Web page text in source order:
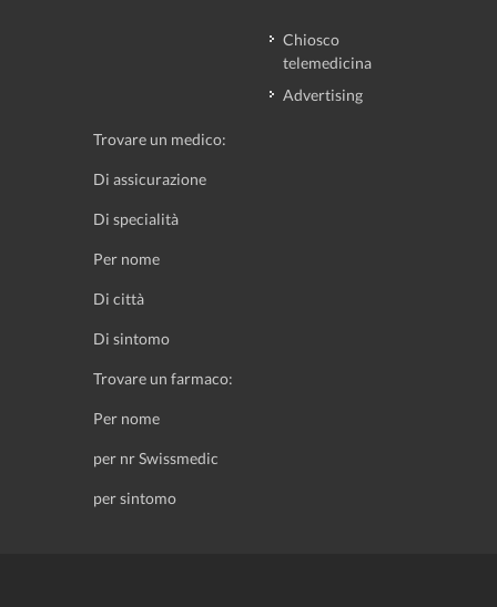
Chiosco
telemedicina
Advertising
Trovare un medico:
Di assicurazione
Di specialità
Per nome
Di città
Di sintomo
Trovare un farmaco:
Per nome
per nr Swissmedic
per sintomo